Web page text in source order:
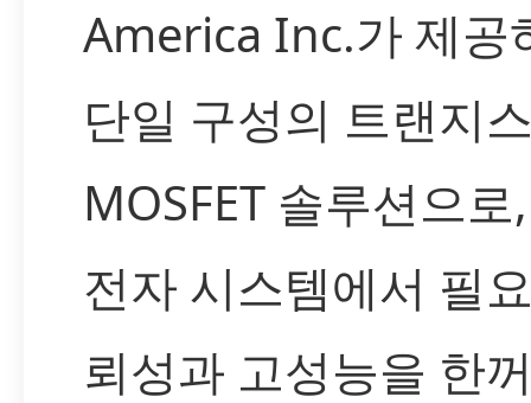
America Inc.가 제공
단일 구성의 트랜지
MOSFET 솔루션으
전자 시스템에서 필
뢰성과 고성능을 한